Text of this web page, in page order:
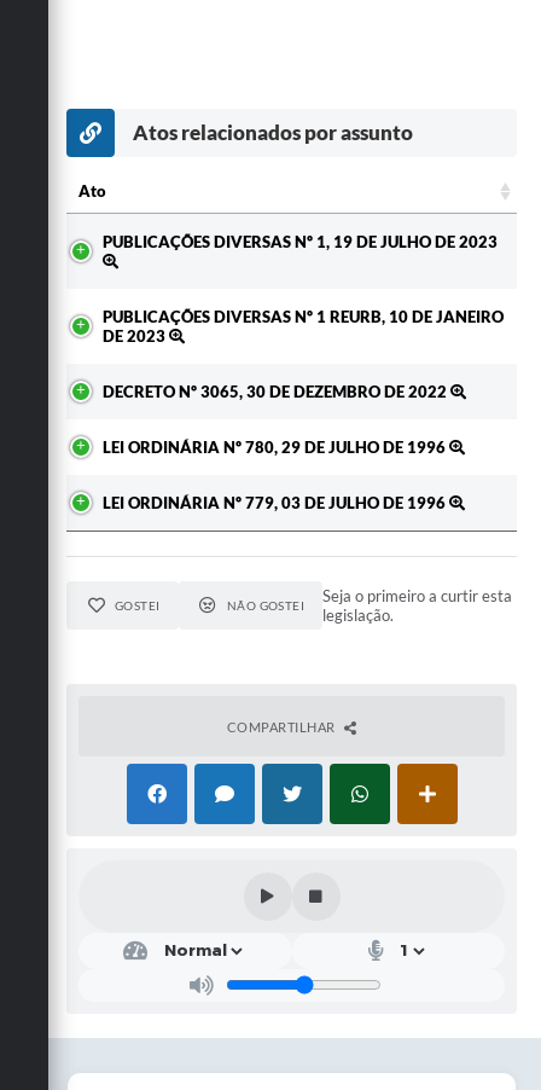
Atos relacionados por assunto
Ato
PUBLICAÇÕES DIVERSAS Nº 1, 19 DE JULHO DE 2023
PUBLICAÇÕES DIVERSAS Nº 1 REURB, 10 DE JANEIRO
DE 2023
DECRETO Nº 3065, 30 DE DEZEMBRO DE 2022
LEI ORDINÁRIA Nº 780, 29 DE JULHO DE 1996
LEI ORDINÁRIA Nº 779, 03 DE JULHO DE 1996
GOSTEI NÃO GOSTEI
Seja o primeiro a curtir esta
legislação.
COMPARTILHAR